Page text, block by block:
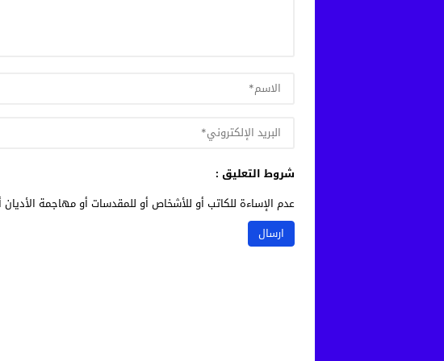
شروط التعليق :
عدم الإساءة للكاتب أو للأشخاص أو للمقدسات أو مهاجمة